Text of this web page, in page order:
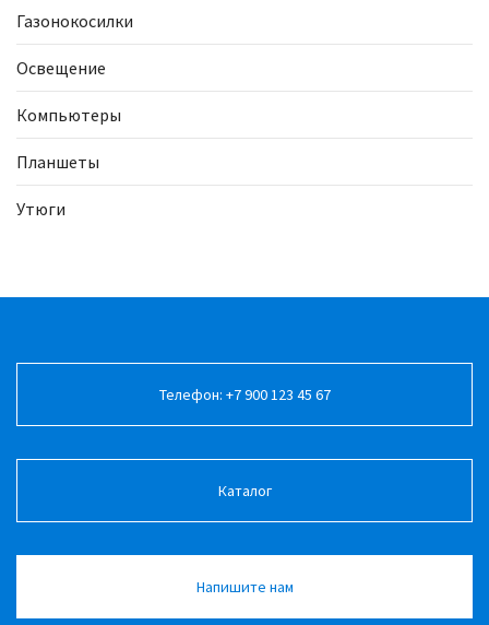
Газонокосилки
Освещение
Компьютеры
Планшеты
Утюги
Телефон: +7 900 123 45 67
Каталог
Напишите нам